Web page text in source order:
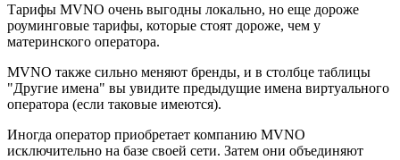
Тарифы MVNO очень выгодны локально, но еще дороже
роуминговые тарифы, которые стоят дороже, чем у
материнского оператора.
MVNO также сильно меняют бренды, и в столбце таблицы
"Другие имена" вы увидите предыдущие имена виртуального
оператора (если таковые имеются).
Иногда оператор приобретает компанию MVNO
исключительно на базе своей сети. Затем они объединяют